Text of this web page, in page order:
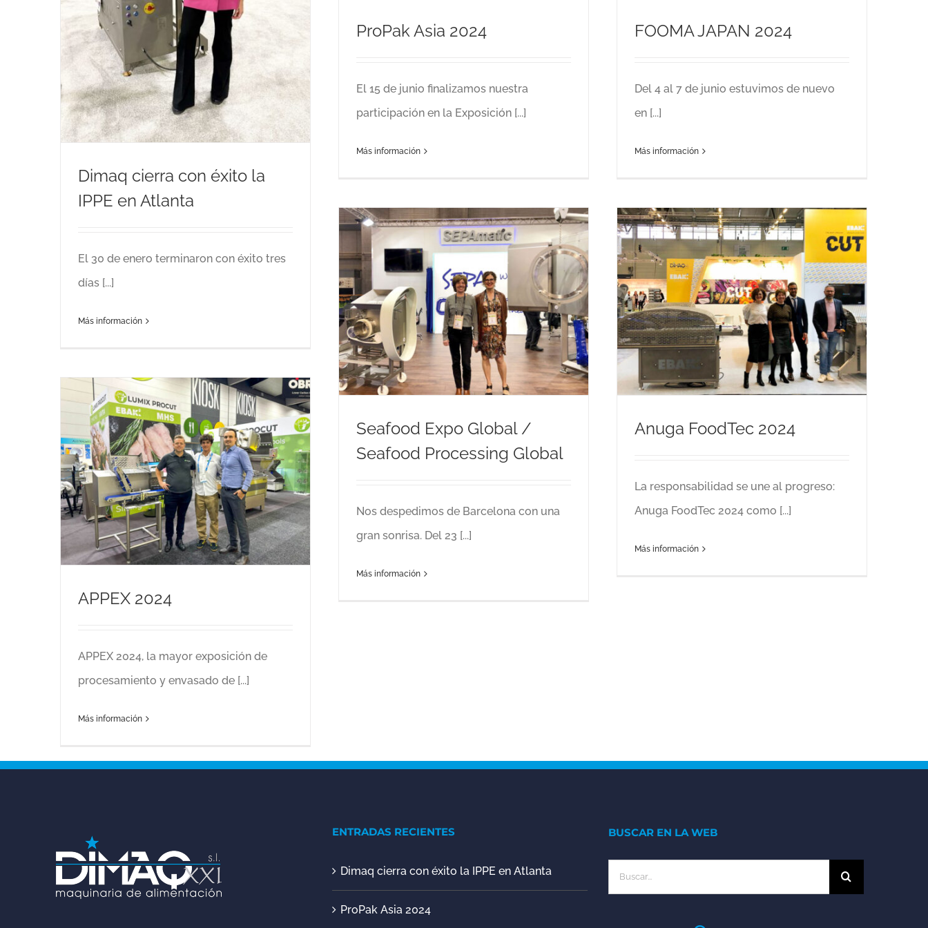
Dimaq cierra con éxito la
IPPE en Atlanta
El 30 de enero terminaron con éxito tres
días [...]
Más información
ProPak Asia 2024
El 15 de junio finalizamos nuestra
participación en la Exposición [...]
Más información
FOOMA JAPAN 2024
Del 4 al 7 de junio estuvimos de nuevo
en [...]
Más información
Seafood Expo Global /
Seafood Processing Global
Nos despedimos de Barcelona con una
gran sonrisa. Del 23 [...]
Más información
Anuga FoodTec 2024
Ferias Maquinaria de alimentación
Anuga FoodTec 2024
La responsabilidad se une al progreso:
Anuga FoodTec 2024 como [...]
Más información
APPEX 2024
APPEX 2024, la mayor exposición de
procesamiento y envasado de [...]
Más información
ENTRADAS RECIENTES
Dimaq cierra con éxito la IPPE en Atlanta
ProPak Asia 2024
BUSCAR EN LA WEB
Buscar: